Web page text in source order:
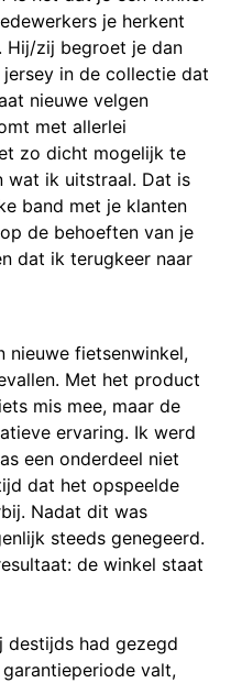
je herkent
Hij/zij begroet je dan
jersey in de collectie dat
nieuwe velgen
met allerlei
zo dicht mogelijk te
wat ik uitstraal. Dat is
band met je klanten
de behoeften van je
dat ik terugkeer naar
nieuwe fietsenwinkel,
Met het product
mis mee, maar de
ervaring. Ik werd
een onderdeel niet
dat het opspeelde
Nadat dit was
steeds genegeerd.
de winkel staat
destijds had gezegd
valt,